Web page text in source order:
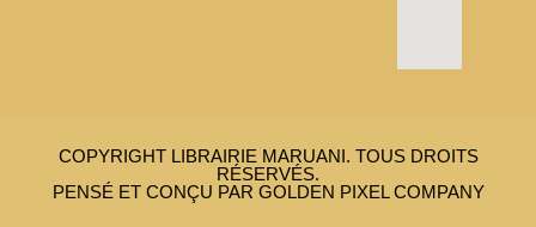
COPYRIGHT LIBRAIRIE MARUANI. TOUS DROITS
RÉSERVÉS.
PENSÉ ET CONÇU PAR GOLDEN PIXEL COMPANY